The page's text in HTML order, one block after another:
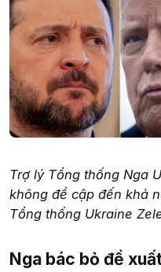
Trợ lý Tổng thống Nga
không đề cập đến khả
Tổng thống Ukraine
Nga bác bỏ đề